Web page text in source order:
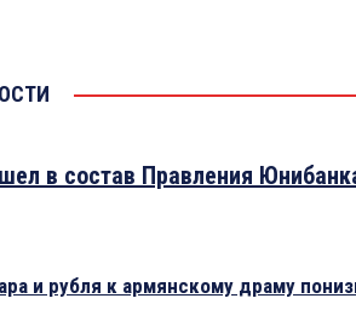
в состав Правления
и рубля к армянскому драму